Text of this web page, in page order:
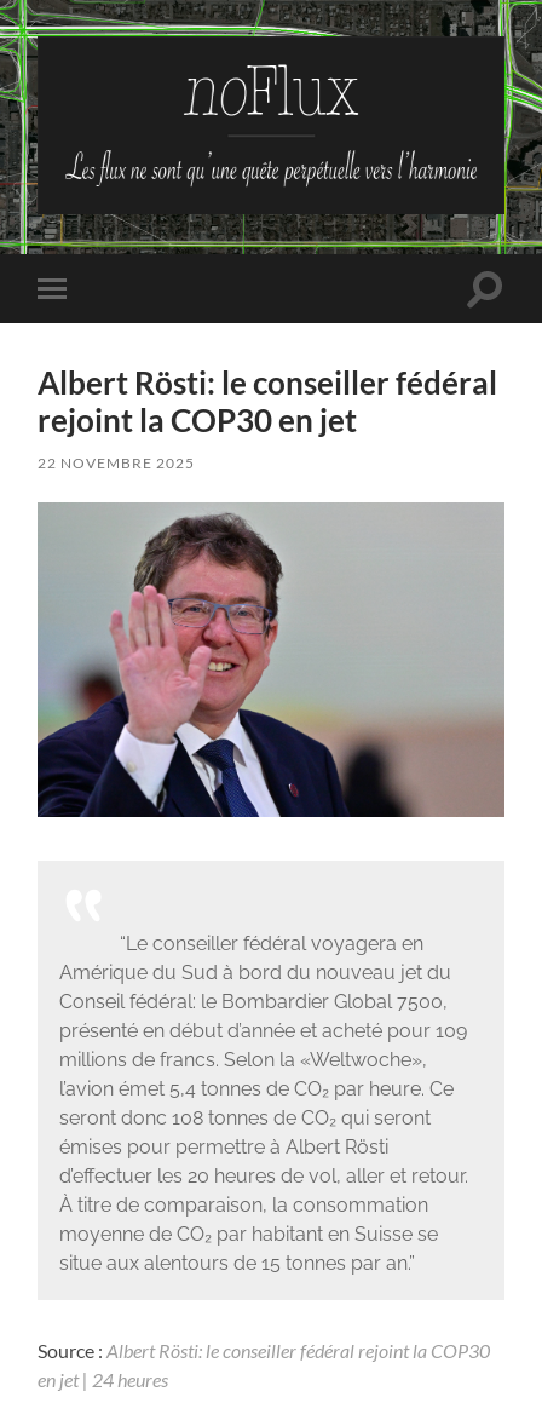
no-
Flux
Toggle
mobile
Toggle
Albert Rösti: le conseiller fédéral
rejoint la COP30 en jet
22 NOVEMBRE 2025
“Le conseiller fédéral voyagera en
Amérique du Sud à bord du nouveau jet du
Conseil fédéral: le Bombardier Global 7500,
présenté en début d’année et acheté pour 109
millions de francs. Selon la «Weltwoche»,
l’avion émet 5,4 tonnes de CO₂ par heure. Ce
seront donc 108 tonnes de CO₂ qui seront
émises pour permettre à Albert Rösti
d’effectuer les 20 heures de vol, aller et retour.
À titre de comparaison, la consommation
moyenne de CO₂ par habitant en Suisse se
situe aux alentours de 15 tonnes par an.”
Source : Albert Rösti: le conseiller fédéral rejoint la COP30
en jet | 24 heures